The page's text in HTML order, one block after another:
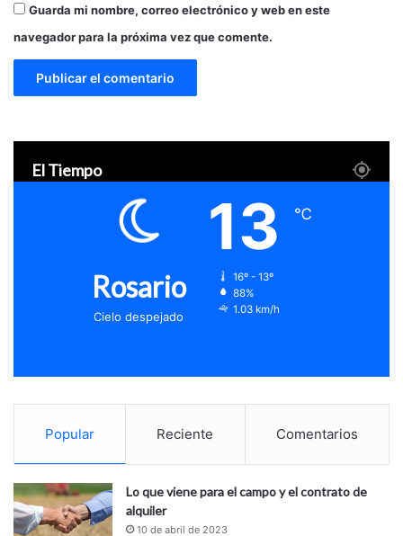
Guarda mi nombre, correo electrónico y web en este
navegador para la próxima vez que comente.
El Tiempo
Rosario
Cielo despejado
13 ℃
16º - 13º
88%
1.03 km/h
Popular Reciente Comentarios
Lo que viene para el campo y el contrato de
alquiler
10 de abril de 2023